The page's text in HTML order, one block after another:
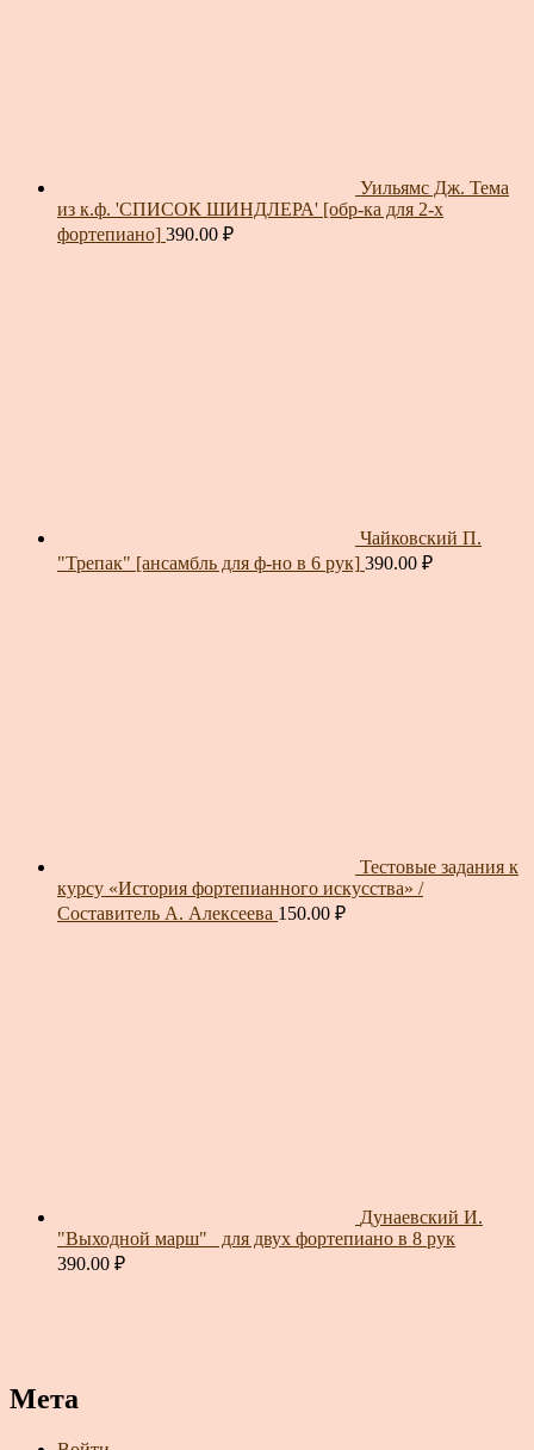
Уильямс Дж. Тема
из к.ф. 'СПИСОК ШИНДЛЕРА' [обр-ка для 2-х
фортепиано] 390.00 ₽
Чайковский П.
"Трепак" [ансамбль для ф-но в 6 рук] 390.00 ₽
Тестовые задания к
курсу «История фортепианного искусства» /
Составитель А. Алексеева 150.00 ₽
Дунаевский И.
"Выходной марш"_ для двух фортепиано в 8 рук
390.00 ₽
Мета